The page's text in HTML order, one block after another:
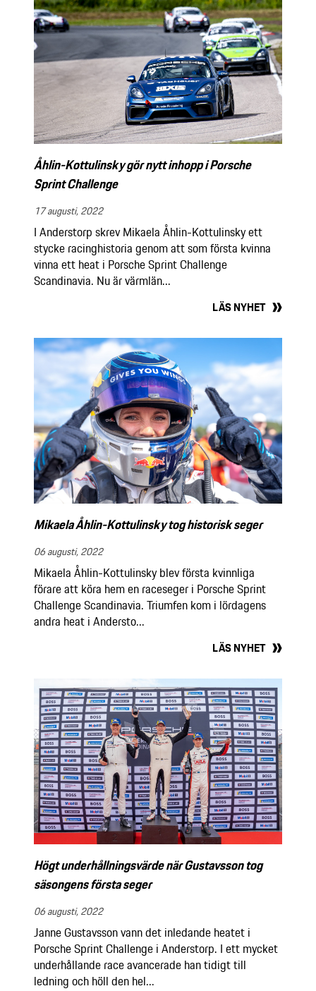
Åhlin-Kottulinsky gör nytt inhopp i Porsche
Sprint Challenge
17 augusti, 2022
I Anderstorp skrev Mikaela Åhlin-Kottulinsky ett
stycke racinghistoria genom att som första kvinna
vinna ett heat i Porsche Sprint Challenge
Scandinavia. Nu är värmlän...
LÄS NYHET
Mikaela Åhlin-Kottulinsky tog historisk seger
06 augusti, 2022
Mikaela Åhlin-Kottulinsky blev första kvinnliga
förare att köra hem en raceseger i Porsche Sprint
Challenge Scandinavia. Triumfen kom i lördagens
andra heat i Andersto...
LÄS NYHET
Högt underhållningsvärde när Gustavsson tog
säsongens första seger
06 augusti, 2022
Janne Gustavsson vann det inledande heatet i
Porsche Sprint Challenge i Anderstorp. I ett mycket
underhållande race avancerade han tidigt till
ledning och höll den hel...